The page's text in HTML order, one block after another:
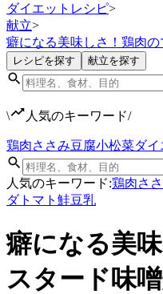
ダイエットレシピ>
献立>
癖になる美味しさ！鶏肉
レシピを探す 献立を探す
\ 人気のキーワード/
鶏肉ささみ豆腐小松菜ダイ
人気のキーワード:鶏肉さ
ダトマト 鮭豆乳
癖になる美
スタード味